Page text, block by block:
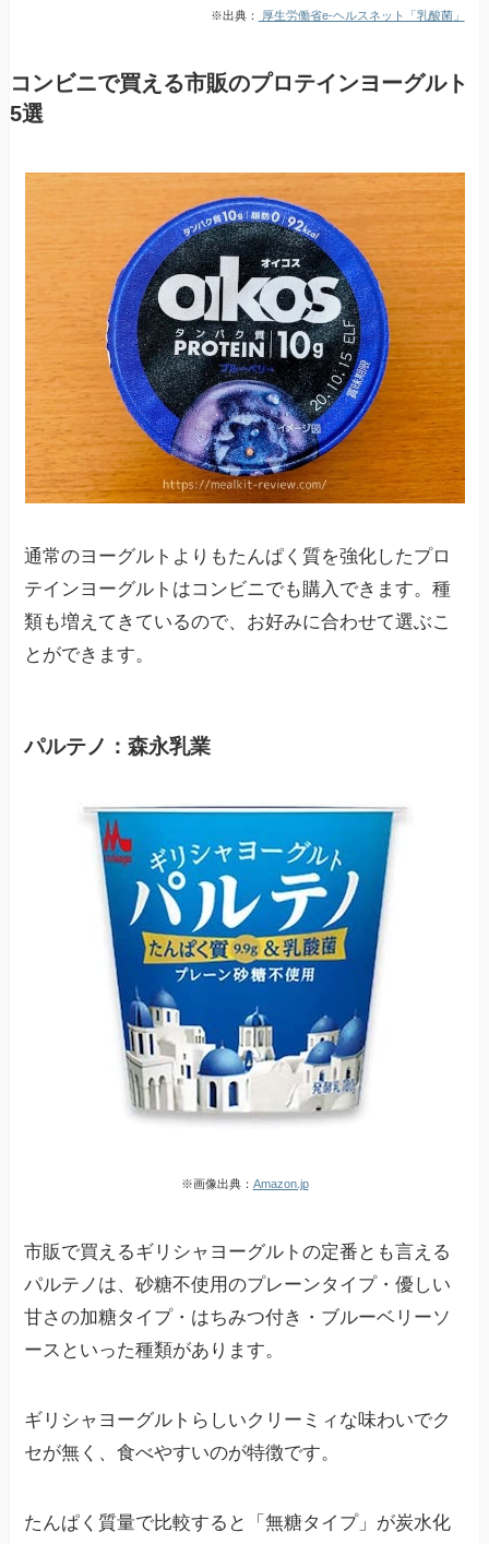
※出典： 厚生労働省e-ヘルスネット「乳酸菌」
コンビニで買える市販のプロテインヨーグルト
5選
通常のヨーグルトよりもたんぱく質を強化したプロ
テインヨーグルトはコンビニでも購入できます。種
類も増えてきているので、お好みに合わせて選ぶこ
とができます。
パルテノ：森永乳業
※画像出典： Amazon.jp
市販で買えるギリシャヨーグルトの定番とも言える
パルテノは、砂糖不使用のプレーンタイプ・優しい
甘さの加糖タイプ・はちみつ付き・ブルーベリーソ
ースといった種類があります。
ギリシャヨーグルトらしいクリーミィな味わいでク
セが無く、食べやすいのが特徴です。
たんぱく質量で比較すると「無糖タイプ」が炭水化